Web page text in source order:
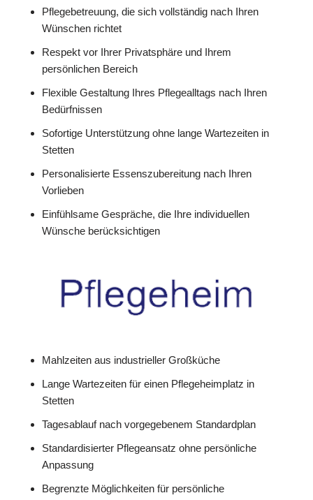
Pflegebetreuung, die sich vollständig nach Ihren
Wünschen richtet
Respekt vor Ihrer Privatsphäre und Ihrem
persönlichen Bereich
Flexible Gestaltung Ihres Pflegealltags nach Ihren
Bedürfnissen
Sofortige Unterstützung ohne lange Wartezeiten in
Stetten
Personalisierte Essenszubereitung nach Ihren
Vorlieben
Einfühlsame Gespräche, die Ihre individuellen
Wünsche berücksichtigen
Mahlzeiten aus industrieller Großküche
Lange Wartezeiten für einen Pflegeheimplatz in
Stetten
Tagesablauf nach vorgegebenem Standardplan
Standardisierter Pflegeansatz ohne persönliche
Anpassung
Begrenzte Möglichkeiten für persönliche